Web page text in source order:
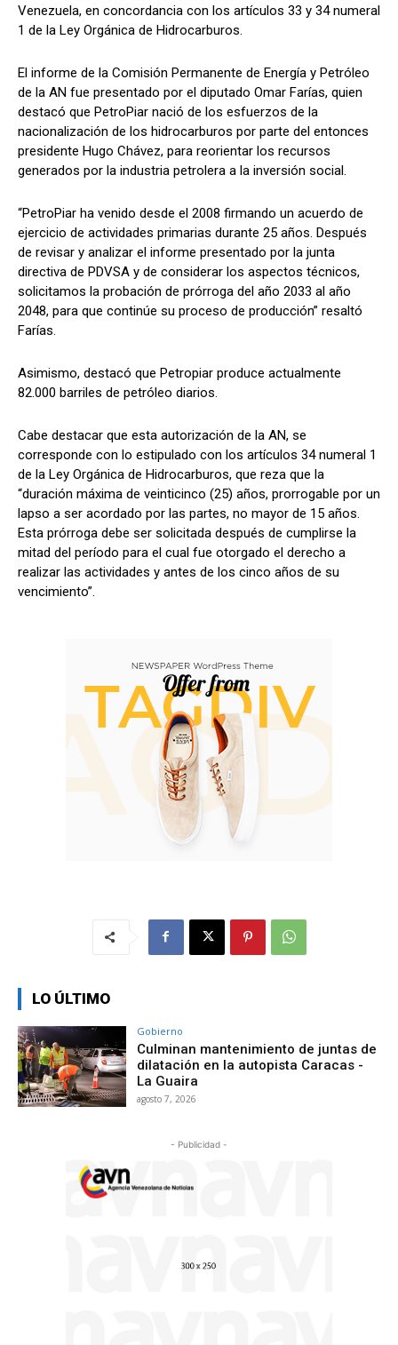
Venezuela, en concordancia con los artículos 33 y 34 numeral
1 de la Ley Orgánica de Hidrocarburos.
El informe de la Comisión Permanente de Energía y Petróleo
de la AN fue presentado por el diputado Omar Farías, quien
destacó que PetroPiar nació de los esfuerzos de la
nacionalización de los hidrocarburos por parte del entonces
presidente Hugo Chávez, para reorientar los recursos
generados por la industria petrolera a la inversión social.
“PetroPiar ha venido desde el 2008 firmando un acuerdo de
ejercicio de actividades primarias durante 25 años. Después
de revisar y analizar el informe presentado por la junta
directiva de PDVSA y de considerar los aspectos técnicos,
solicitamos la probación de prórroga del año 2033 al año
2048, para que continúe su proceso de producción” resaltó
Farías.
Asimismo, destacó que Petropiar produce actualmente
82.000 barriles de petróleo diarios.
Cabe destacar que esta autorización de la AN, se
corresponde con lo estipulado con los artículos 34 numeral 1
de la Ley Orgánica de Hidrocarburos, que reza que la
“duración máxima de veinticinco (25) años, prorrogable por un
lapso a ser acordado por las partes, no mayor de 15 años.
Esta prórroga debe ser solicitada después de cumplirse la
mitad del período para el cual fue otorgado el derecho a
realizar las actividades y antes de los cinco años de su
vencimiento”.
LO ÚLTIMO
Gobierno
Culminan mantenimiento de juntas de
dilatación en la autopista Caracas -
La Guaira
agosto 7, 2026
- Publicidad -